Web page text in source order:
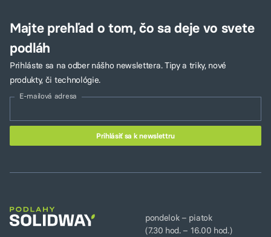
Majte prehľad o tom, čo sa deje vo svete
podláh
Prihláste sa na odber nášho newslettera. Tipy a triky, nové
produkty, či technológie.
E-mailová adresa
pondelok – piatok
(7.30 hod. – 16.00 hod.)